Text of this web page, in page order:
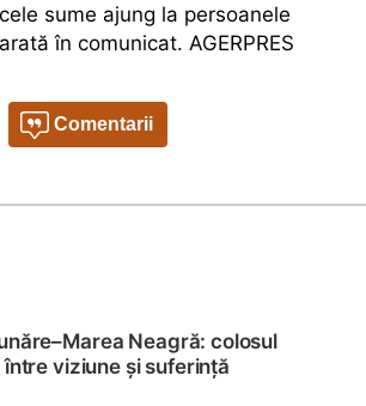
sume ajung la persoanele
în comunicat. AGERPRES
Comentarii
Neagră: colosul
viziune și suferință